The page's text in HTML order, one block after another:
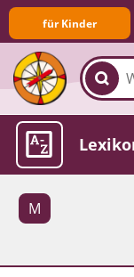
für Kinder
Die
M